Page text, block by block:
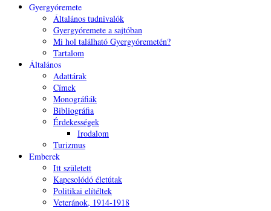
Gyergyóremete
Általános tudnivalók
Gyergyóremete a sajtóban
Mi hol található Gyergyóremetén?
Tartalom
Általános
Adattárak
Címek
Monográfiák
Bibliográfia
Érdekességek
Irodalom
Turizmus
Emberek
Itt született
Kapcsolódó életútak
Politikai elítéltek
Veteránok, 1914-1918